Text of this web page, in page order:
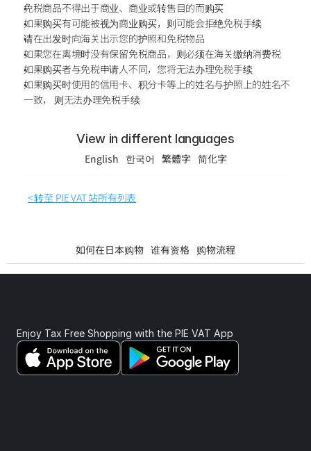
免税商品不得出于商业、商业或转售目的而购买
如果购买有可能被视为商业购买，则可能会拒绝免税手续
请在出发时向海关出示您的护照和免税物品
如果您在离境时没有保留免税商品，则必须在海关缴纳消费税
如果购买者与免税申请人不同，您将无法办理免税手续
如果购买时使用的信用卡、积分卡等上的姓名与护照上的姓名不
一致， 则无法办理免税手续
View in different languages
English 한국어 繁體字 简化字
< 转至 PIE VAT 站所有列表
如何在日本购物 谁有资格 购物流程
Enjoy Tax Free Shopping with the PIE VAT App